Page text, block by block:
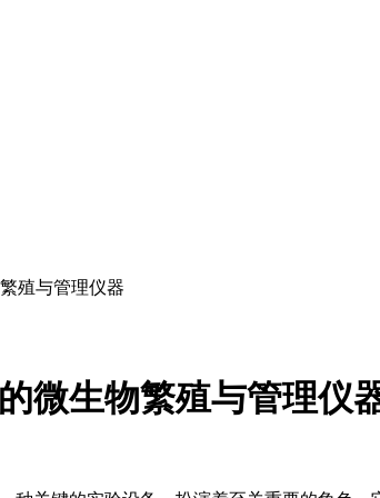
殖与管理仪器
微生物繁殖与管理仪